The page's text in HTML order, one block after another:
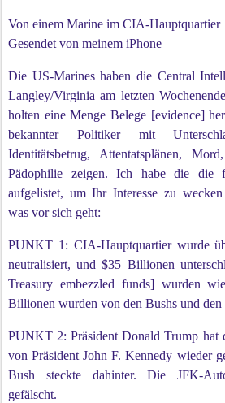
Von einem Marine im CIA-Hauptquartier
Gesendet von meinem iPhone
Die US-Marines haben die Central
Langley/Virginia am letzten
holten eine Menge Belege [evidence]
bekannter Politiker mit
Identitätsbetrug, Attentatsplänen,
Pädophilie zeigen. Ich habe die die
aufgelistet, um Ihr Interesse zu wecken
was vor sich geht:
PUNKT 1: CIA-Hauptquartier wurde
neutralisiert, und $35 Billionen
Treasury embezzled funds] wurden
Billionen wurden von den Bushs und den
PUNKT 2: Präsident Donald Trump hat
von Präsident John F. Kennedy wieder
Bush steckte dahinter. Die JFK-
gefälscht.